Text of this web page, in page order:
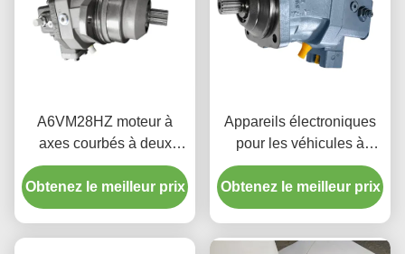
A6VM28HZ moteur à
axes courbés à deux
points de commande
moteur à piston pour
machines mobiles
Obtenez le meilleur prix
Appareils électroniques
pour les véhicules à
moteur
Obtenez le meilleur prix